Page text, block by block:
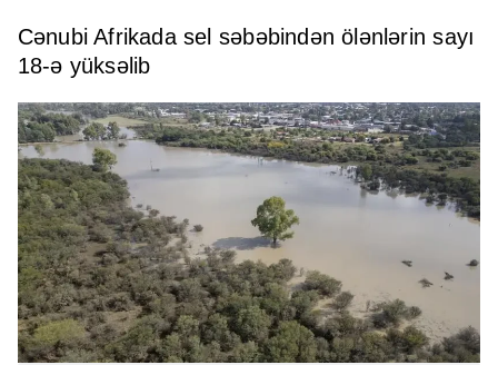
Cənubi Afrikada sel səbəbindən ölənlərin sayı
18-ə yüksəlib